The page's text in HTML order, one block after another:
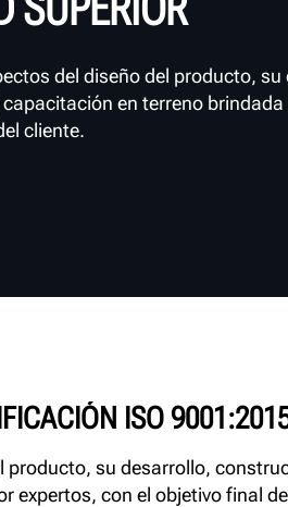
del diseño del producto,
en terreno
cliente.
ISO
su desarrollo,
expertos, con el objetivo final